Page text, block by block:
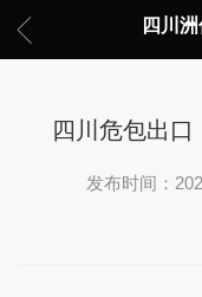
四川
四川危包出
发布时间：